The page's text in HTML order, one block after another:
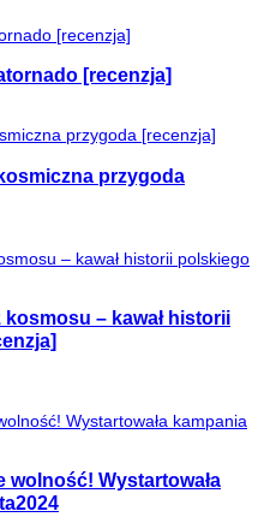
[recenzja]
przygoda
– kawał historii
wolność! Wystartowała